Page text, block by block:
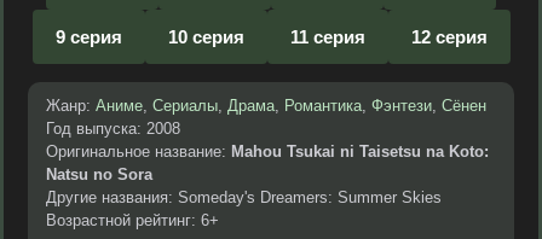
9 серия 10 серия 11 серия 12 серия
Жанр: Аниме, Сериалы, Драма, Романтика, Фэнтези, Сёнен
Год выпуска: 2008
Оригинальное название: Mahou Tsukai ni Taisetsu na Koto:
Natsu no Sora
Другие названия: Someday's Dreamers: Summer Skies
Возрастной рейтинг: 6+